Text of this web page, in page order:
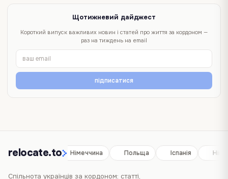
Щотижневий дайджест
Короткий випуск важливих новин і статей про життя за кордоном —
раз на тиждень на email
підписатися
relocate.to
Іспанія Німеччина Польща Іспанія
Спільнота українців за кордоном: статті,